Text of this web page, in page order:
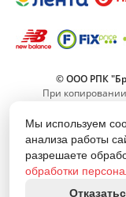
© ООО РПК
При
Мы используем
анализа работы
разрешаете
обработки